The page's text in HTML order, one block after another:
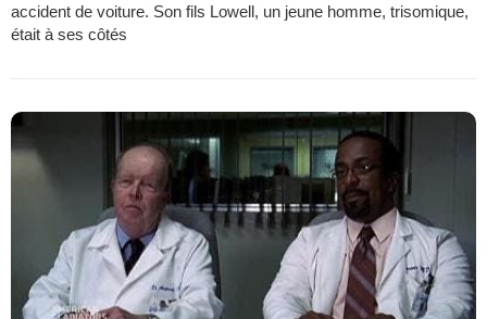
accident de voiture. Son fils Lowell, un jeune homme, trisomique,
était à ses côtés